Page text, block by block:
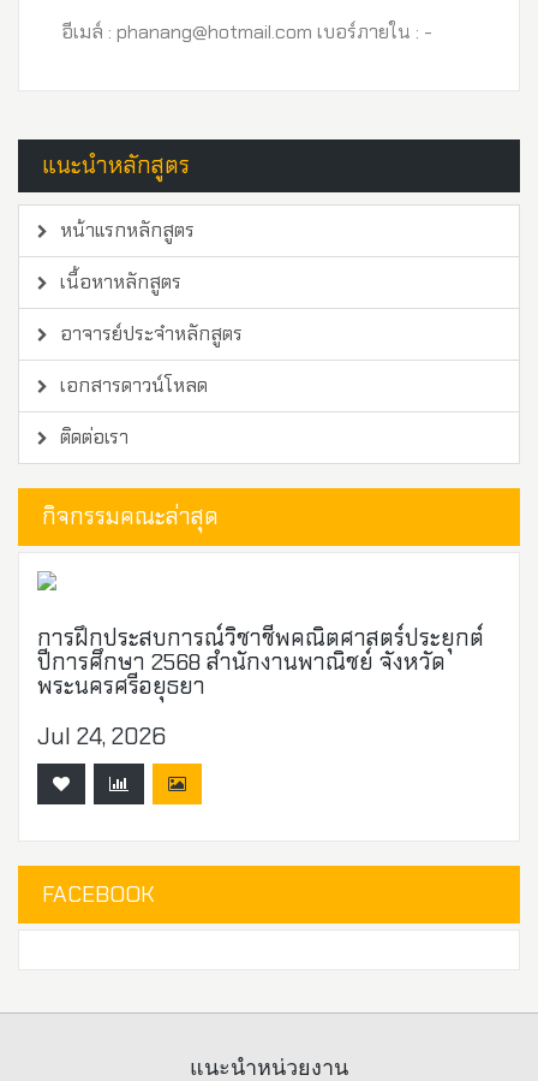
อีเมล์ : phanang@hotmail.com เบอร์ภายใน : -
แนะนำหลักสูตร
หน้าแรกหลักสูตร
เนื้อหาหลักสูตร
อาจารย์ประจำหลักสูตร
เอกสารดาวน์โหลด
ติดต่อเรา
กิจกรรมคณะล่าสุด
การฝึกประสบการณ์วิชาชีพคณิตศาสตร์ประยุกต์
ปีการศึกษา 2568 สำนักงานพาณิชย์ จังหวัด
พระนครศรีอยุธยา
Jul 24, 2026
FACEBOOK
แนะนำหน่วยงาน